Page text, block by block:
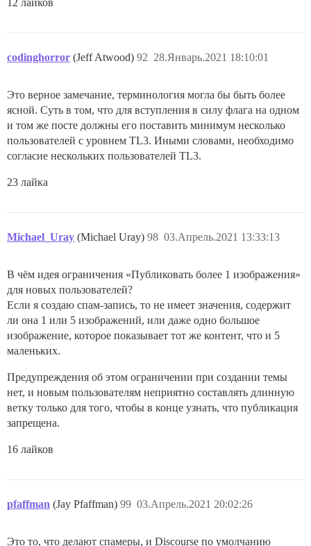
12 лайков
codinghorror (Jeff Atwood) 28.Январь.2021 18:10:01
92
Это верное замечание, терминология могла бы быть более
ясной. Суть в том, что для вступления в силу флага на одном
и том же посте должны его поставить минимум несколько
пользователей с уровнем TL3. Иными словами, необходимо
согласие нескольких пользователей TL3.
23 лайка
Michael_Uray (Michael Uray) 03.Апрель.2021 13:33:13
98
В чём идея ограничения «Публиковать более 1 изображения»
для новых пользователей?
Если я создаю спам-запись, то не имеет значения, содержит
ли она 1 или 5 изображений, или даже одно большое
изображение, которое показывает тот же контент, что и 5
маленьких.
Предупреждения об этом ограничении при создании темы
нет, и новым пользователям неприятно составлять длинную
ветку только для того, чтобы в конце узнать, что публикация
запрещена.
16 лайков
pfaffman (Jay Pfaffman) 03.Апрель.2021 20:02:26
99
Это то, что делают спамеры, и Discourse по умолчанию